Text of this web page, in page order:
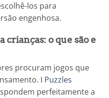
los para
engenhosa.
crianças: o que são e
procuram jogos que
I Puzzles
perfeitamente a